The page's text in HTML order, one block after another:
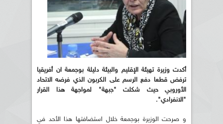
أكدت وزيرة تهيئة الإقليم والبيئة دليلة بوجمعة ان أفريقيا
ترفض قطعا دفع الرسم على الكربون الذي فرضه الاتحاد
الأوروبي
حيث شكلت "جبهة" لمواجهة هذا القرار
"الانفرادي".
و صرحت الوزيرة بوجمعة خلال استضافتها هذا الأحد في